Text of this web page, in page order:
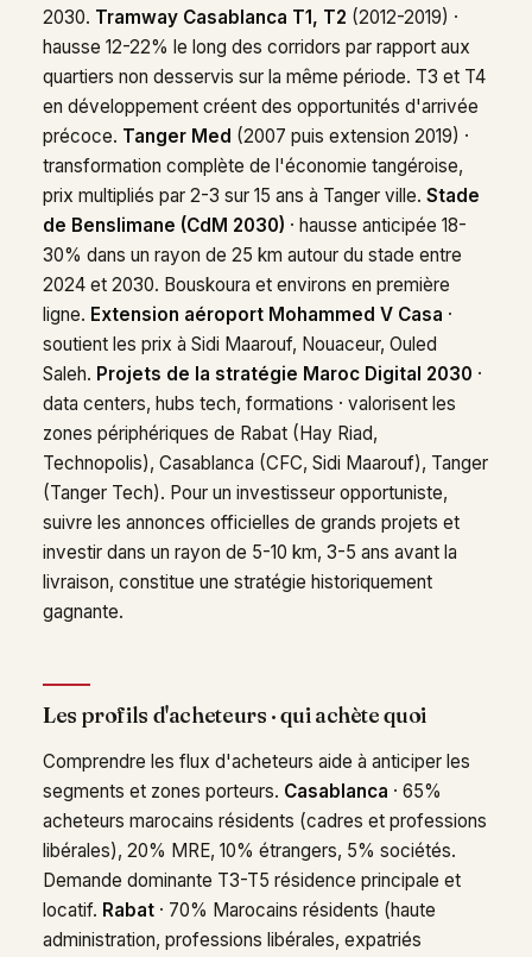
2030. Tramway Casablanca T1, T2 (2012-2019) ·
hausse 12-22% le long des corridors par rapport aux
quartiers non desservis sur la même période. T3 et T4
en développement créent des opportunités d'arrivée
précoce. Tanger Med (2007 puis extension 2019) ·
transformation complète de l'économie tangéroise,
prix multipliés par 2-3 sur 15 ans à Tanger ville. Stade
de Benslimane (CdM 2030) · hausse anticipée 18-
30% dans un rayon de 25 km autour du stade entre
2024 et 2030. Bouskoura et environs en première
ligne. Extension aéroport Mohammed V Casa ·
soutient les prix à Sidi Maarouf, Nouaceur, Ouled
Saleh. Projets de la stratégie Maroc Digital 2030 ·
data centers, hubs tech, formations · valorisent les
zones périphériques de Rabat (Hay Riad,
Technopolis), Casablanca (CFC, Sidi Maarouf), Tanger
(Tanger Tech). Pour un investisseur opportuniste,
suivre les annonces officielles de grands projets et
investir dans un rayon de 5-10 km, 3-5 ans avant la
livraison, constitue une stratégie historiquement
gagnante.
Les profils d'acheteurs · qui achète quoi
Comprendre les flux d'acheteurs aide à anticiper les
segments et zones porteurs. Casablanca · 65%
acheteurs marocains résidents (cadres et professions
libérales), 20% MRE, 10% étrangers, 5% sociétés.
Demande dominante T3-T5 résidence principale et
locatif. Rabat · 70% Marocains résidents (haute
administration, professions libérales, expatriés